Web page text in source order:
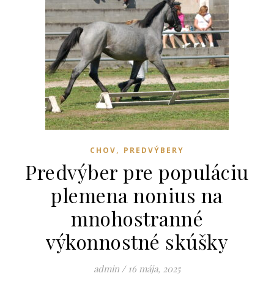
CHOV, PREDVÝBERY
Predvýber pre populáciu
plemena nonius na
mnohostranné
výkonnostné skúšky
admin / 16 mája, 2025